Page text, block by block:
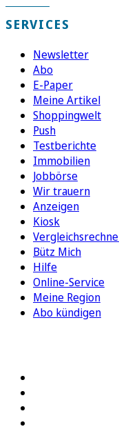
SERVICES
Newsletter
Abo
E-Paper
Meine Artikel
Shoppingwelt
Push
Testberichte
Immobilien
Jobbörse
Wir trauern
Anzeigen
Kiosk
Bütz Mich
Hilfe
Online-Service
Meine Region
Abo kündigen